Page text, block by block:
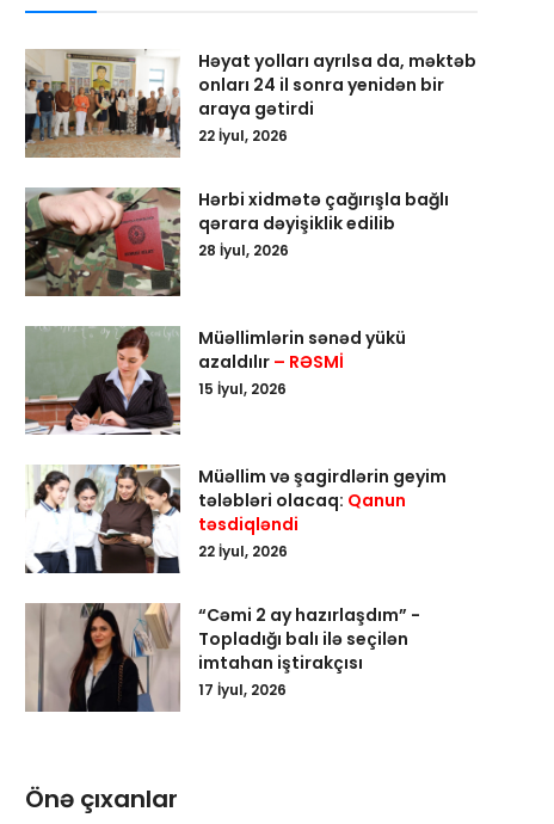
Həyat yolları ayrılsa da, məktəb
onları 24 il sonra yenidən bir
araya gətirdi
22 İyul, 2026
Hərbi xidmətə çağırışla bağlı
qərara dəyişiklik edilib
28 İyul, 2026
Müəllimlərin sənəd yükü
azaldılır – RƏSMİ
15 İyul, 2026
Müəllim və şagirdlərin geyim
tələbləri olacaq: Qanun
təsdiqləndi
22 İyul, 2026
“Cəmi 2 ay hazırlaşdım” -
Topladığı balı ilə seçilən
imtahan iştirakçısı
17 İyul, 2026
Önə çıxanlar